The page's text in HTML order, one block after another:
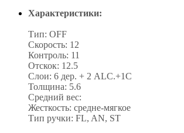
Характеристики:
Тип: OFF
Скорость: 12
Контроль: 11
Отскок: 12.5
Слои: 6 дер. + 2 ALC.+1C
Толщина: 5.6
Средний вес:
Жесткость: средне-мягкое
Тип ручки: FL, AN, ST